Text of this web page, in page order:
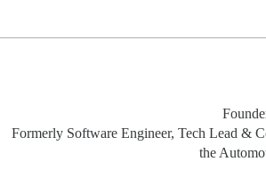
Formerly Software Engineer, Tech Lead &
the